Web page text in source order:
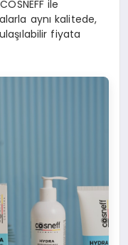
ile
aynı kalitede,
fiyata